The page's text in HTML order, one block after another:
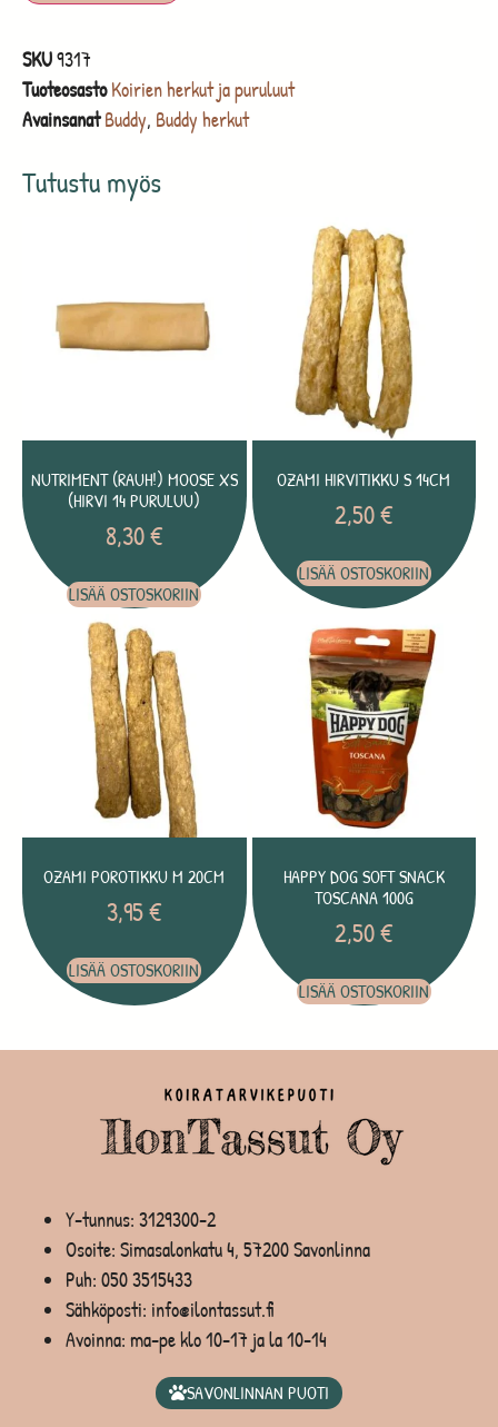
Tutustu myös
NUTRIMENT (RAUH!) MOOSE XS
(HIRVI 14 PURULUU)
8,30€
LISÄÄ OSTOSKORIIN
OZAMI HIRVITIKKU S 14CM
2,50€
LISÄÄ OSTOSKORIIN
OZAMI POROTIKKU M 20CM
3,95€
LISÄÄ OSTOSKORIIN
HAPPY DOG SOFT SNACK
TOSCANA 100G
2,50€
LISÄÄ OSTOSKORIIN
SKU9317
Tuoteosasto Koirien herkut ja puruluut
Avainsanat Buddy, Buddy herkut
Y-tunnus: 3129300-2
Osoite: Simasalonkatu 4, 57200 Savonlinna
Puh: 050 3515433
Sähköposti: info@ilontassut.fi
Avoinna: ma-pe klo 10-17 ja la 10-14
SAVONLINNAN PUOTI